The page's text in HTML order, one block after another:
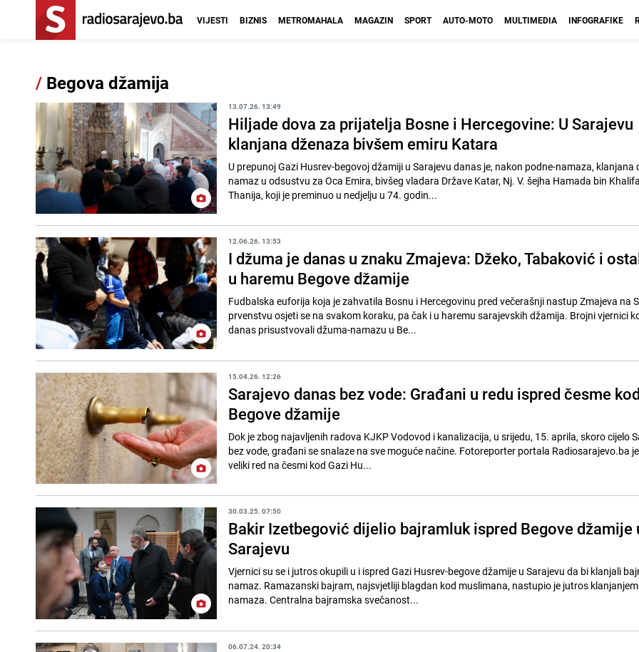
VIJESTI BIZNIS METROMAHALA MAGAZIN SPORT AUTO-MOTO MULTIMEDIA INFOGRAFIKE
/ Begova džamija
13.07.26. 13:49
Hiljade dova za prijatelja Bosne i Hercegovine: U Sarajevu
klanjana dženaza bivšem emiru Katara
U prepunoj Gazi Husrev-begovoj džamiji u Sarajevu danas je, nakon podne-namaza, klanjana
namaz u odsustvu za Oca Emira, bivšeg vladara Države Katar, Nj. V. šejha Hamada bin
Thanija, koji je preminuo u nedjelju u 74. godin...
12.06.26. 13:53
I džuma je danas u znaku Zmajeva: Džeko, Tabaković i
u haremu Begove džamije
Fudbalska euforija koja je zahvatila Bosnu i Hercegovinu pred večerašnji nastup Zmajeva na
prvenstvu osjeti se na svakom koraku, pa čak i u haremu sarajevskih džamija. Brojni vjernici
danas prisustvovali džuma-namazu u Be...
15.04.26. 12:26
Sarajevo danas bez vode: Građani u redu ispred česme kod
Begove džamije
Dok je zbog najavljenih radova KJKP Vodovod i kanalizacija, u srijedu, 15. aprila, skoro cijelo
bez vode, građani se snalaze na sve moguće načine. Fotoreporter portala Radiosarajevo.ba
veliki red na česmi kod Gazi Hu...
30.03.25. 07:50
Bakir Izetbegović dijelio bajramluk ispred Begove džamije
Sarajevu
Vjernici su se i jutros okupili u i ispred Gazi Husrev-begove džamije u Sarajevu da bi klanjali
namaz. Ramazanski bajram, najsvjetliji blagdan kod muslimana, nastupio je jutros
namaza. Centralna bajramska svečanost...
06.07.24. 20:34